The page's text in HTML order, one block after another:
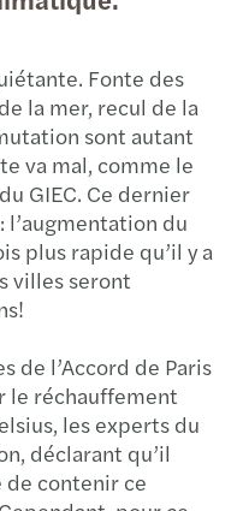
Fonte des
la mer, recul de la
sont autant
va mal, comme le
GIEC. Ce dernier
l’augmentation du
plus rapide qu’il y a
villes seront
de l’Accord de Paris
le réchauffement
les experts du
déclarant qu’il
de contenir ce